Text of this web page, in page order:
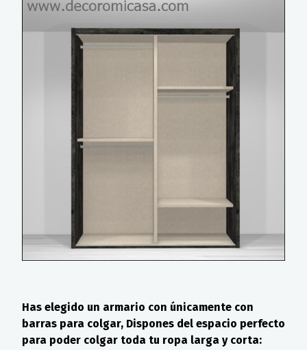
Has elegido un armario con únicamente con
barras para colgar, Dispones del espacio perfecto
para poder colgar toda tu ropa larga y corta: